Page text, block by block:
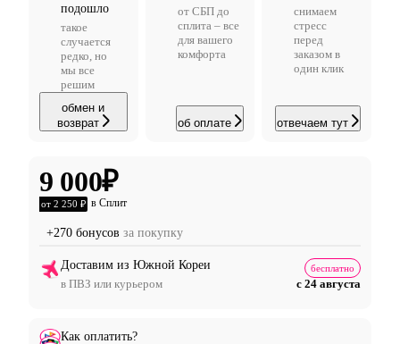
подошло
такое
случается
редко, но
мы все
решим
обмен и
возврат
от СБП до
сплита – все
для вашего
комфорта
об оплате
снимаем
стресс
перед
заказом в
один клик
отвечаем тут
9 000₽
от 2 250 ₽ в Сплит
+270 бонусов за покупку
Доставим из Южной Кореи
в ПВЗ или курьером
бесплатно
с 24 августа
Как оплатить?